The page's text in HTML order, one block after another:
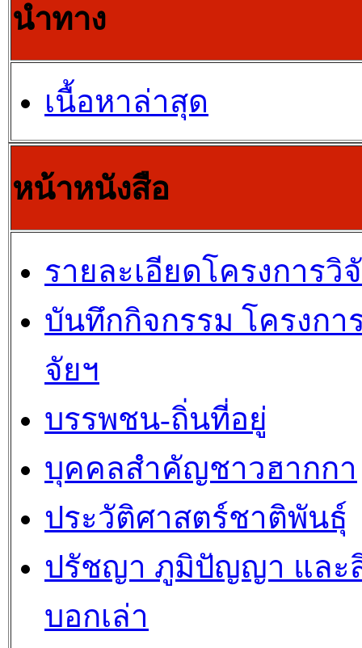
นำทาง
เนื้อหาล่าสุด
หน้าหนังสือ
รายละเอียดโครงการวิ
บันทึกกิจกรรม โครงกา
จัยฯ
บรรพชน-ถิ่นที่อยู่
บุคคลสำคัญชาวฮากกา
ประวัติศาสตร์ชาติพันธุ์
ปรัชญา ภูมิปัญญา และ
บอกเล่า